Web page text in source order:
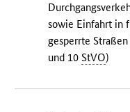
sowie Einfahrt in
gesperrte
und 10StVO)